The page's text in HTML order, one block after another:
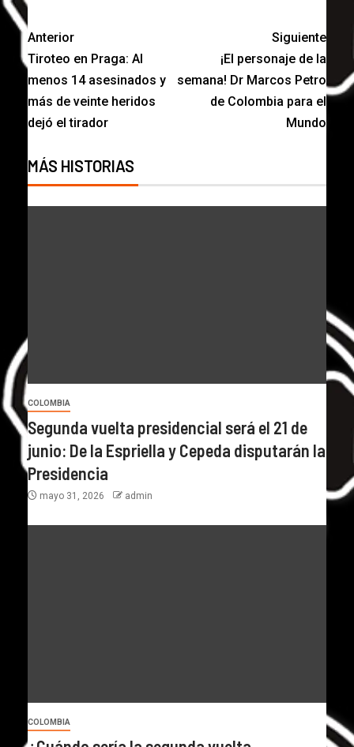
Anterior
Tiroteo en Praga: Al
menos 14 asesinados y
más de veinte heridos
dejó el tirador
Siguiente
¡El personaje de la
semana! Dr Marcos Petro
de Colombia para el
Mundo
MÁS HISTORIAS
COLOMBIA
Segunda vuelta presidencial será el 21 de
junio: De la Espriella y Cepeda disputarán la
Presidencia
mayo 31, 2026 admin
COLOMBIA